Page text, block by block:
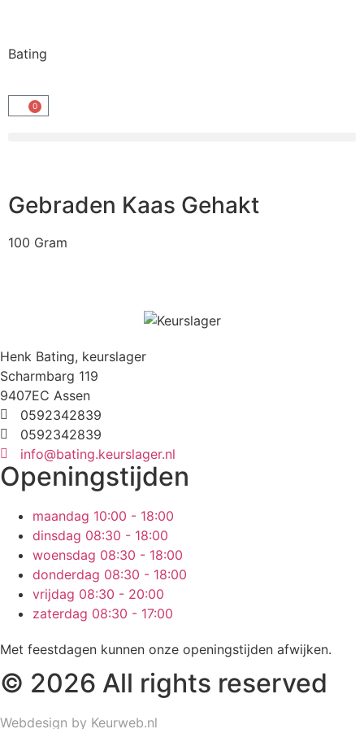
Bating
0
Gebraden Kaas Gehakt
100 Gram
Henk Bating, keurslager
Scharmbarg 119
9407EC Assen
0592342839
0592342839
info@bating.keurslager.nl
Openingstijden
maandag 10:00 - 18:00
dinsdag 08:30 - 18:00
woensdag 08:30 - 18:00
donderdag 08:30 - 18:00
vrijdag 08:30 - 20:00
zaterdag 08:30 - 17:00
Met feestdagen kunnen onze openingstijden afwijken.
© 2026 All rights reserved
Webdesign by Keurweb.nl